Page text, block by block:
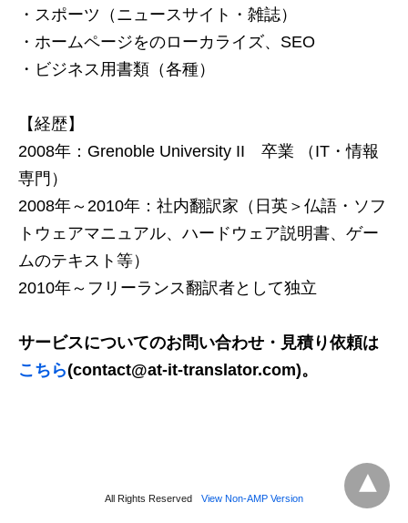
・スポーツ（ニュースサイト・雑誌）
・ホームページをのローカライズ、SEO
・ビジネス用書類（各種）
【経歴】
2008年：Grenoble University II 卒業 （IT・情報
専門）
2008年～2010年：社内翻訳家（日英＞仏語・ソフ
トウェアマニュアル、ハードウェア説明書、ゲー
ムのテキスト等）
2010年～フリーランス翻訳者として独立
サービスについてのお問い合わせ・見積り依頼は
こちら(contact@at-it-translator.com)。
All Rights Reserved View Non-AMP Version